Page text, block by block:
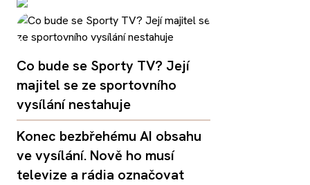
Co bude se Sporty TV? Její
majitel se ze sportovního
vysílání nestahuje
Konec bezbřehému AI obsahu
ve vysílání. Nově ho musí
televize a rádia označovat